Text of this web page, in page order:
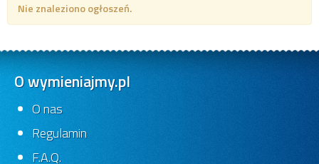
Nie znaleziono ogłoszeń.
O wymieniajmy.pl
O nas
Regulamin
F.A.Q.